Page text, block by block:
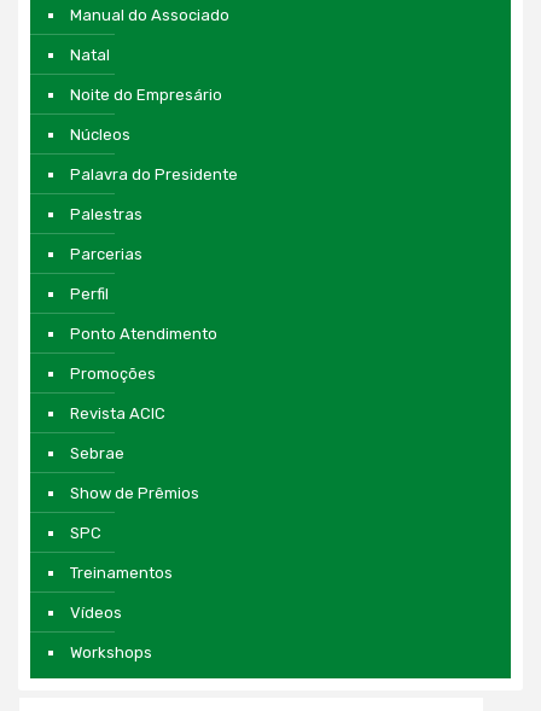
Manual do Associado
Natal
Noite do Empresário
Núcleos
Palavra do Presidente
Palestras
Parcerias
Perfil
Ponto Atendimento
Promoções
Revista ACIC
Sebrae
Show de Prêmios
SPC
Treinamentos
Vídeos
Workshops